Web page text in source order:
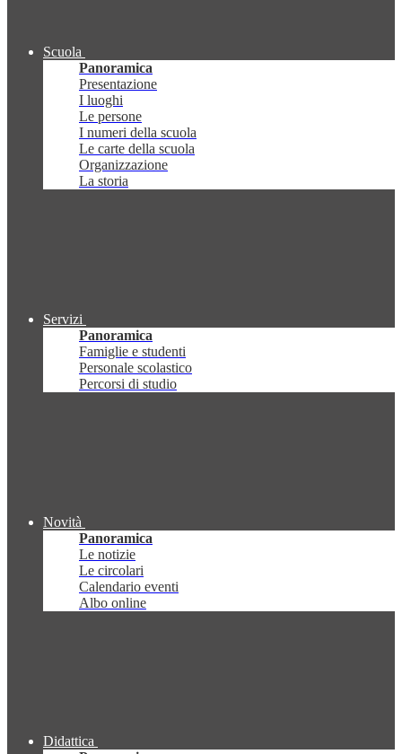
Scuola
Panoramica
Presentazione
I luoghi
Le persone
I numeri della scuola
Le carte della scuola
Organizzazione
La storia
Servizi
Panoramica
Famiglie e studenti
Personale scolastico
Percorsi di studio
Novità
Panoramica
Le notizie
Le circolari
Calendario eventi
Albo online
Didattica